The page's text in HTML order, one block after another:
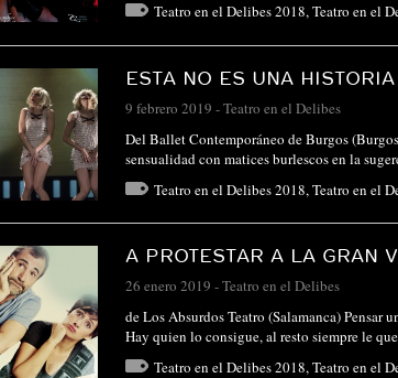
Teatro en el Delibes 2018,Teatro en el
ESTA NO ES UNA
9 febrero 2019 -Teatro en el Delibes
Del Ballet Contemporáneo de Burgos
sensualidad con matices burlescos en la
Teatro en el Delibes 2018, Teatro en el
A PROTESTAR A LA GRAN
26 enero 2019 -Teatro en el Delibes
de Los Absurdos Teatro (Salamanca)
Hay quien lo consigue, al resto siempre le
Teatro en el Delibes 2018,Teatro en el